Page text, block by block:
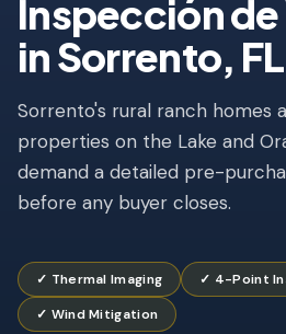
Inspección de Condominio
Inspección Pre-Listado
Propiedad de Inversión
INSPECCIONES DE SEGURO
Inspección 4 Puntos
Certificación de Techo
Inspección
inSorrento, FL
Sorrento's rural ranch homes
properties on the Lake and
demand a detailed pre-
before any buyer closes.
✓ Thermal Imaging
✓ 4-Point
✓ Wind Mitigation